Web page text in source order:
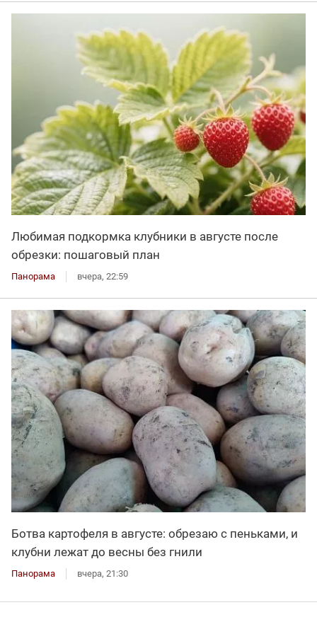
Любимая подкормка клубники в августе после
обрезки: пошаговый план
Панорама вчера, 22:59
Ботва картофеля в августе: обрезаю с пеньками, и
клубни лежат до весны без гнили
Панорама вчера, 21:30